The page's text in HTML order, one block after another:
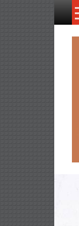
İçeriğe